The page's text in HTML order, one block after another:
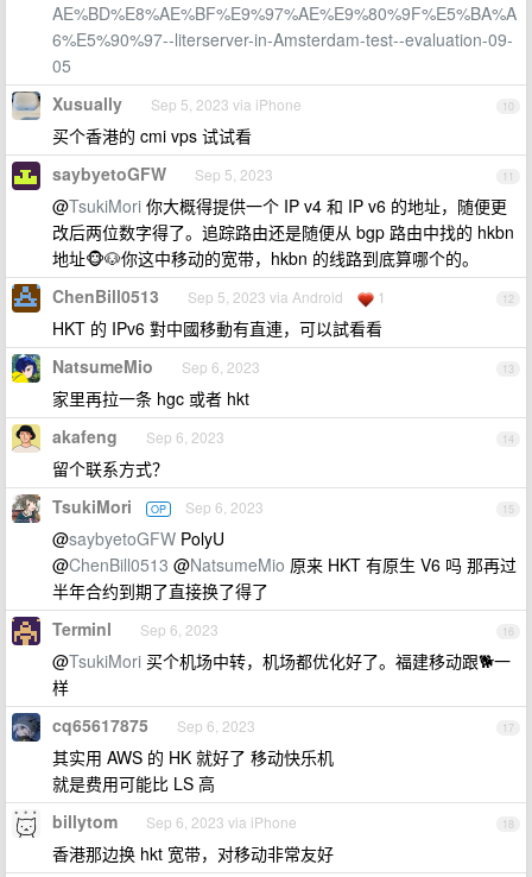
AE%BD%E8%AE%BF%E9%97%AE%E9%80%9F%E5%BA%A
6%E5%90%97--literserver-in-Amsterdam-test--evaluation-09-
05
10
Xusually Sep 5, 2023 via iPhone
买个香港的 cmi vps 试试看
11
saybyetoGFW Sep 5, 2023
@TsukiMori 你大概得提供一个 IP v4 和 IP v6 的地址，随便更
改后两位数字得了。追踪路由还是随便从 bgp 路由中找的 hkbn
地址🐵🐶你这中移动的宽带，hkbn 的线路到底算哪个的。
12
ChenBill0513 Sep 5, 2023 via Android 1
HKT 的 IPv6 對中國移動有直連，可以試看看
13
NatsumeMio Sep 6, 2023
家里再拉一条 hgc 或者 hkt
14
akafeng Sep 6, 2023
留个联系方式？
15
TsukiMori OP Sep 6, 2023
@saybyetoGFW PolyU
@ChenBill0513 @NatsumeMio 原来 HKT 有原生 V6 吗 那再过
半年合约到期了直接换了得了
16
Terminl Sep 6, 2023
@TsukiMori 买个机场中转，机场都优化好了。福建移动跟🐕一
样
17
cq65617875 Sep 6, 2023
其实用 AWS 的 HK 就好了 移动快乐机
就是费用可能比 LS 高
18
billytom Sep 6, 2023 via iPhone
香港那边换 hkt 宽带，对移动非常友好